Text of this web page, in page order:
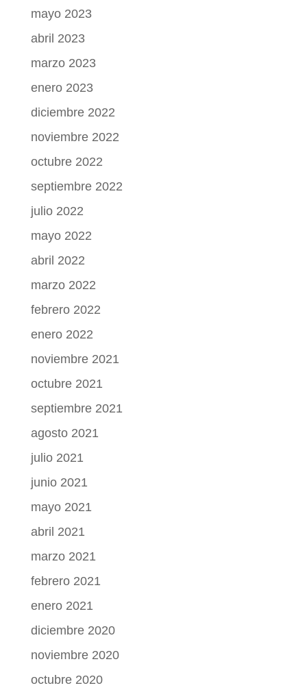
mayo 2023
abril 2023
marzo 2023
enero 2023
diciembre 2022
noviembre 2022
octubre 2022
septiembre 2022
julio 2022
mayo 2022
abril 2022
marzo 2022
febrero 2022
enero 2022
noviembre 2021
octubre 2021
septiembre 2021
agosto 2021
julio 2021
junio 2021
mayo 2021
abril 2021
marzo 2021
febrero 2021
enero 2021
diciembre 2020
noviembre 2020
octubre 2020